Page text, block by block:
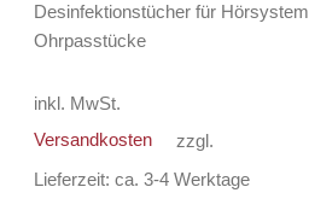
Desinfektionstücher für
Ohrpasstücke
inkl. MwSt.
zzgl.
Versandkosten
Lieferzeit:ca. 3-4 Werktage